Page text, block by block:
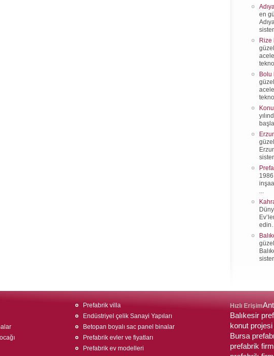
en
Rize
Bolu
...
Prefabrik villa
Endüstriyel çelik Sanayi Yapıları
Betopan boyalı sac panel binalar
Prefabrik evler ve fiyatları
Prefabrik ev modelleri
Hızlı Erişim
Balıkesir
konut projesi
Bursa
prefabrik